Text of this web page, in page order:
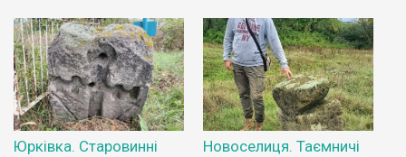
Юрківка. Старовинні
Новоселиця. Таємничі